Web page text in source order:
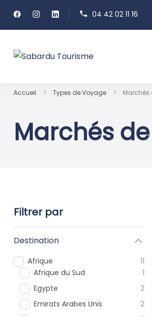
04 42 02 11 16
Accueil Types de Voyage Marchés
Marchés
Filtrer par
Destination
Afrique
11
Afrique du Sud
1
Egypte
2
Emirats Arabes Unis
2